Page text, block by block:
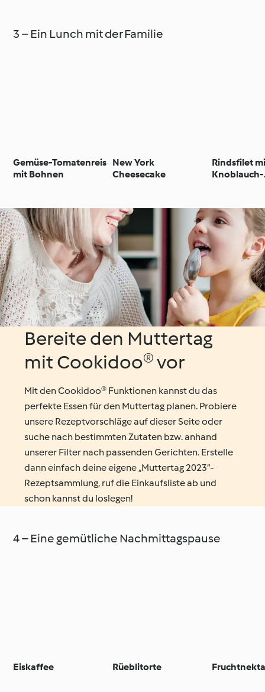
3 – Ein Lunch mit der Familie
Gemüse-Tomatenreis
mit Bohnen
New York
Cheesecake
Rindsfilet
Knoblauch-
Bereite den Muttertag
mit Cookidoo® vor
Mit den Cookidoo® Funktionen kannst du das
perfekte Essen für den Muttertag planen. Probiere
unsere Rezeptvorschläge auf dieser Seite oder
suche nach bestimmten Zutaten bzw. anhand
unserer Filter nach passenden Gerichten. Erstelle
dann einfach deine eigene „Muttertag 2023“-
Rezeptsammlung, ruf die Einkaufsliste ab und
schon kannst du loslegen!
4 – Eine gemütliche Nachmittagspause
Eiskaffee Rüeblitorte